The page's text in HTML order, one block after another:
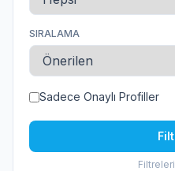
SIRALAMA
Sadece Onaylı Profiller